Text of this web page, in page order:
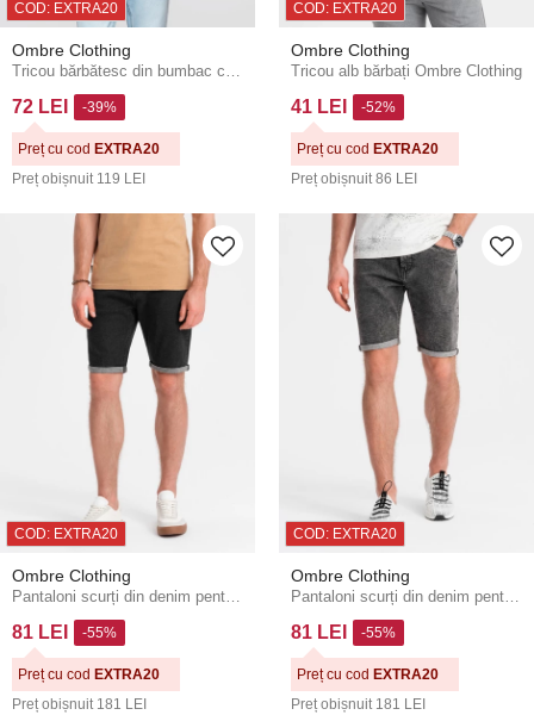
COD: EXTRA20
Ombre Clothing
Tricou bărbătesc din bumbac cu mânecă lungă și decolteu rotund - alb V3 OM-LSPT-0136 Ombre Clothing
72 LEI
Preț obișnuit 119 LEI
-39%
Preț cu cod EXTRA20
COD: EXTRA20
Ombre Clothing
Tricou alb bărbați Ombre Clothing
41 LEI
Preț obișnuit 86 LEI
-52%
Preț cu cod EXTRA20
COD: EXTRA20
Ombre Clothing
Pantaloni scurți din denim pentru bărbați cu tiv răsfrânt Ombre Clothing
81 LEI
Preț obișnuit 181 LEI
-55%
Preț cu cod EXTRA20
COD: EXTRA20
Ombre Clothing
Pantaloni scurți din denim pentru bărbați cu tiv răsfrânt Ombre Clothing
81 LEI
Preț obișnuit 181 LEI
-55%
Preț cu cod EXTRA20